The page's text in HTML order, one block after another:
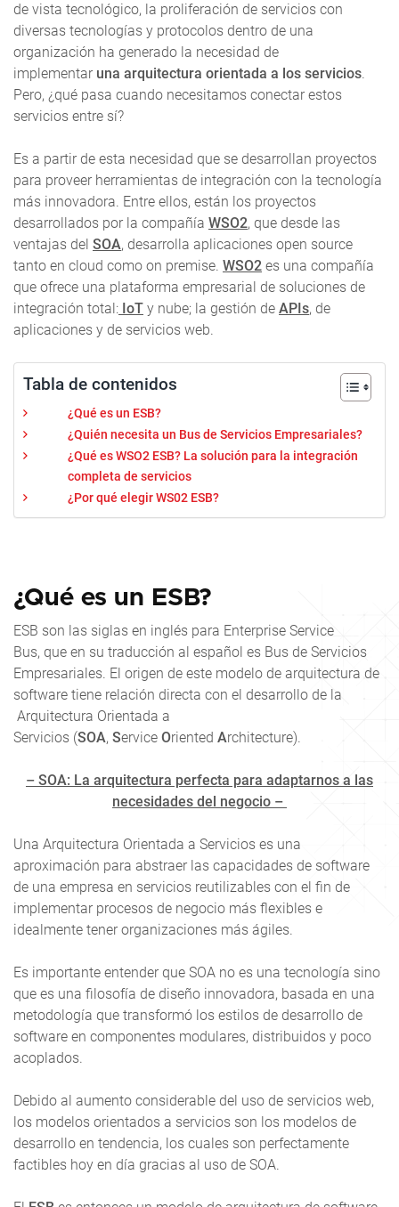
de vista tecnológico, la proliferación de servicios con
diversas tecnologías y protocolos dentro de una
organización ha generado la necesidad de
implementar una arquitectura orientada a los servicios.
Pero, ¿qué pasa cuando necesitamos conectar estos
servicios entre sí?
Es a partir de esta necesidad que se desarrollan proyectos
para proveer herramientas de integración con la tecnología
más innovadora. Entre ellos, están los proyectos
desarrollados por la compañía WSO2, que desde las
ventajas del SOA, desarrolla aplicaciones open source
tanto en cloud como on premise. WSO2 es una compañía
que ofrece una plataforma empresarial de soluciones de
integración total: IoT y nube; la gestión de APIs, de
aplicaciones y de servicios web.
Tabla de contenidos
¿Qué es un ESB?
¿Quién necesita un Bus de Servicios Empresariales?
¿Qué es WSO2 ESB? La solución para la integración
completa de servicios
¿Por qué elegir WS02 ESB?
¿Qué es un ESB?
ESB son las siglas en inglés para Enterprise Service
Bus, que en su traducción al español es Bus de Servicios
Empresariales. El origen de este modelo de arquitectura de
software tiene relación directa con el desarrollo de la
Arquitectura Orientada a
Servicios (SOA, Service Oriented Architecture).
– SOA: La arquitectura perfecta para adaptarnos a las
necesidades del negocio –
Una Arquitectura Orientada a Servicios es una
aproximación para abstraer las capacidades de software
de una empresa en servicios reutilizables con el fin de
implementar procesos de negocio más flexibles e
idealmente tener organizaciones más ágiles.
Es importante entender que SOA no es una tecnología sino
que es una filosofía de diseño innovadora, basada en una
metodología que transformó los estilos de desarrollo de
software en componentes modulares, distribuidos y poco
acoplados.
Debido al aumento considerable del uso de servicios web,
los modelos orientados a servicios son los modelos de
desarrollo en tendencia, los cuales son perfectamente
factibles hoy en día gracias al uso de SOA.